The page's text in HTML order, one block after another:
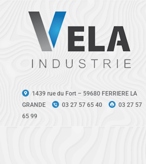
1439 rue du Fort – 59680 FERRIERE LA
GRANDE
03 27 57 65 40
03 27 57
65 99